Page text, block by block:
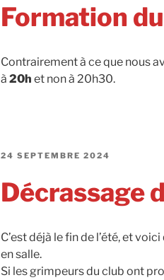
Formation
Contrairement à ce que nous
à 20h et non à 20h30.
PUBLIÉ
24 SEPTEMBRE 2024
Décrassage
C’est déjà le fin de l’été, et
en salle.
Si les grimpeurs du club ont